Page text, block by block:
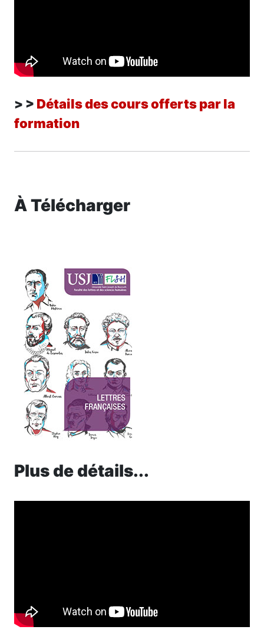
> > Détails des cours offerts par la
formation
À Télécharger
Plus de détails...